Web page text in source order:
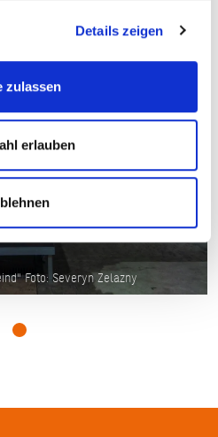
Details zeigen
zulassen
erlauben
Foto: Severyn Zelazny